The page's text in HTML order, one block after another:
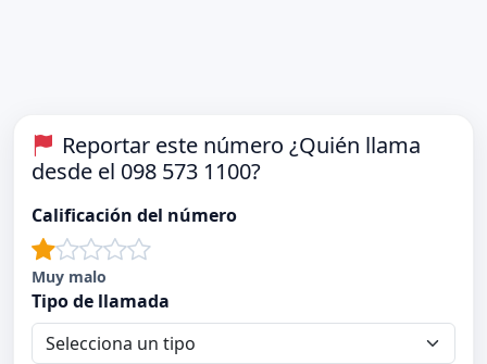
Reportar este número ¿Quién llama
desde el 098 573 1100?
Calificación del número
Muy malo
Tipo de llamada